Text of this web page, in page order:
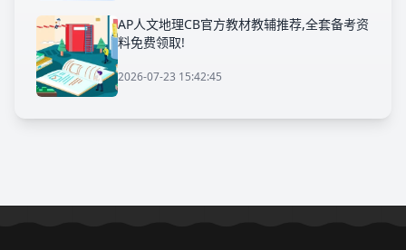
AP人文地理CB官方教材教辅推荐,全套备考资
料免费领取!
2026-07-23 15:42:45